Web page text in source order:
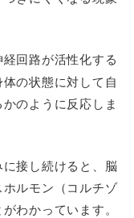
回路が活性化する
の状態に対して自
のように反応しま
接し続けると、脳
ルモン（コルチゾ
わかっています。